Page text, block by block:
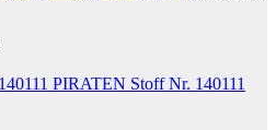
PIRATEN Stoff Nr. 140111